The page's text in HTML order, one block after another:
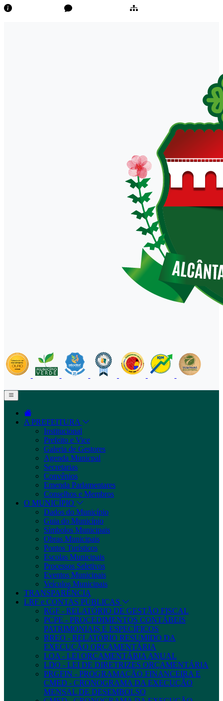
A PREFEITURA
Institucional
Prefeito e Vice
Galeria de Gestores
Agenda Municpal
Secretarias
Convênios
Emenda Parlamentares
Conselhos e Membros
O MUNICÍPIO
Dados do Município
Guia do Município
Símbolos Municipais
Obras Municipais
Pontos Turísticos
Escolas Municipais
Processos Seletivos
Eventos Municipais
Veículos Municipais
TRANSPARÊNCIA
LRF e CONTAS PÚBLICAS
RGF - RELATÓRIO DE GESTÃO FISCAL
PCPE - PROCEDIMENTOS CONTÁBEIS
PATRIMONIAIS E ESPECÍFICOS
RREO - RELATÓRIO RESUMIDO DA
EXECUÇÃO ORÇAMENTÁRIA
LOA - LEI ORÇAMENTÁRIA ANUAL
LDO - LEI DE DIRETRIZES ORÇAMENTÁRIA
PRGFIN - PROGRAMAÇÃO FINANCEIRA E
CMED - CRONOGRAMA DA EXECUÇÃO
MENSAL DE DESEMBOLSO